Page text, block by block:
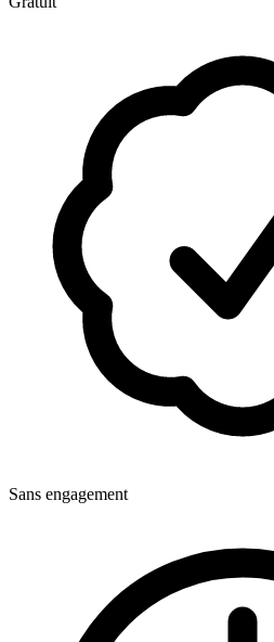
Sans engagement